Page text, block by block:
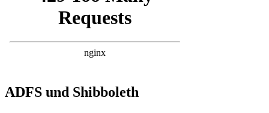
ADFS und Shibboleth